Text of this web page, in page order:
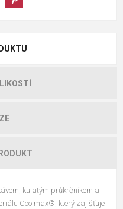
kulatým průkrčníkem a
Coolmax®, který zajišťuje